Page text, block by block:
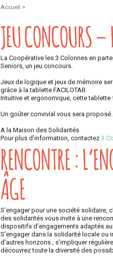
Accueil >
JEU CONCOURS –
La Coopérative les 3 Colonnes en
Seniors, un jeu concours.
Jeux de logique et jeux de mémoire
grâce à la tablette FACILOTAB.
Intuitive et ergonomique, cette
Un goûter convivial vous sera proposé.
A la Maison des Solidarités
Pour plus d’information, contactez 3
RENCONTRE :
ÂGE
S’engager pour une société solidaire,
des solidarités vous invite à une
dispositifs d’engagements adaptés
S’engager dans la solidarité locale
d’autres horizons ; s’impliquer
découvrez toute la diversité des